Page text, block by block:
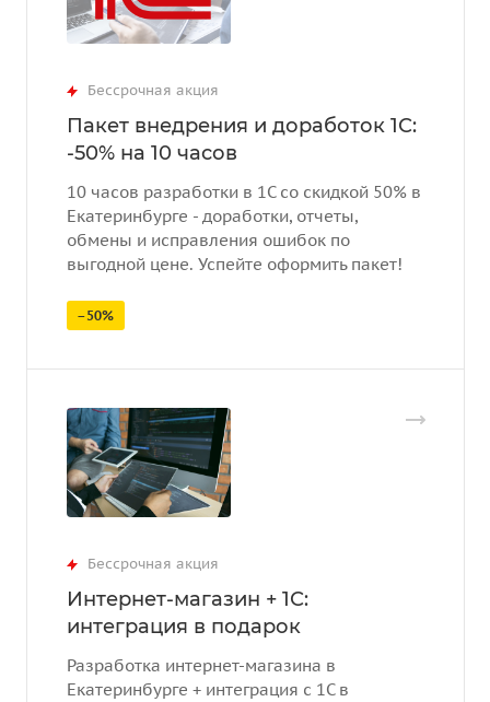
Бессрочная акция
Пакет внедрения и доработок 1С:
-50% на 10 часов
10 часов разработки в 1С со скидкой 50% в
Екатеринбурге - доработки, отчеты,
обмены и исправления ошибок по
выгодной цене. Успейте оформить пакет!
–50%
Бессрочная акция
Интернет-магазин + 1С:
интеграция в подарок
Разработка интернет-магазина в
Екатеринбурге + интеграция с 1С в